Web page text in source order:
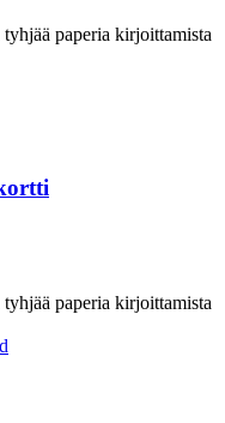
paperia kirjoittamista
paperia kirjoittamista